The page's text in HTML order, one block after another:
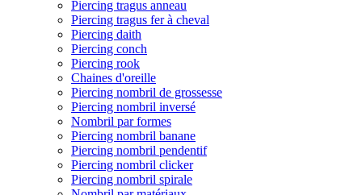
Piercing tragus anneau
Piercing tragus fer à cheval
Piercing daith
Piercing conch
Piercing rook
Chaines d'oreille
Piercing nombril de grossesse
Piercing nombril inversé
Nombril par formes
Piercing nombril banane
Piercing nombril pendentif
Piercing nombril clicker
Piercing nombril spirale